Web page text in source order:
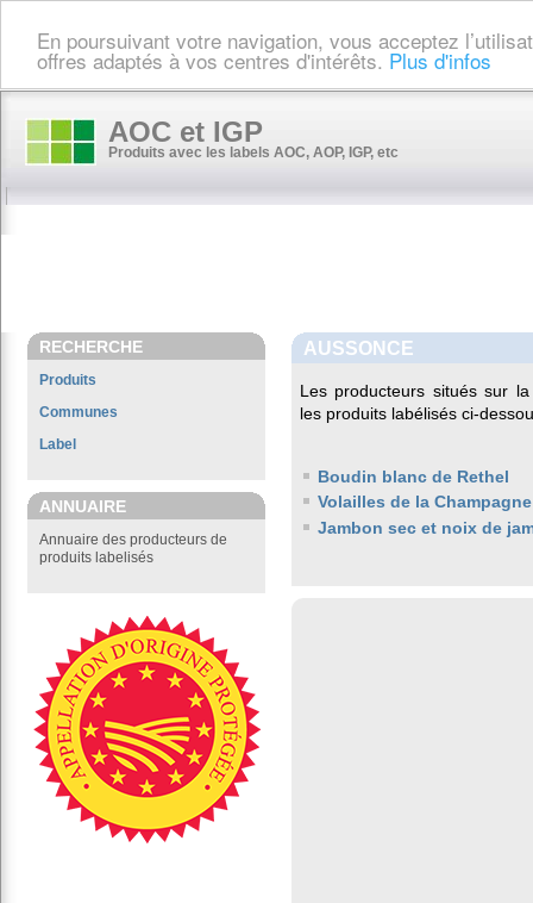
En poursuivant votre navigation, vous acceptez
offres adaptés à vos centres d'intérêts. Plus d'infos
AOC et IGP
Produits avec les labels AOC, AOP, IGP, etc
RECHERCHE
Produits
Communes
Label
ANNUAIRE
Annuaire des producteurs de
produits labelisés
AUSSONCE
Les producteurs situés sur
les produits labélisés ci-
Boudin blanc de Rethel
Volailles de la Champagne
Jambon sec et noix de